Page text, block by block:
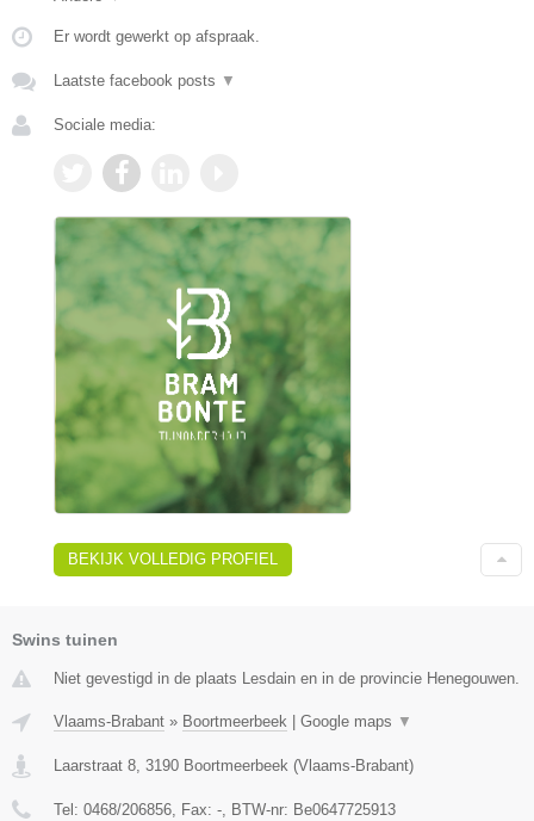
Er wordt gewerkt op afspraak.
Laatste facebook posts ▼
Sociale media:
BEKIJK VOLLEDIG PROFIEL
Swins tuinen
Niet gevestigd in de plaats Lesdain en in de provincie Henegouwen.
Vlaams-Brabant » Boortmeerbeek Google maps ▼
Laarstraat 8, 3190 Boortmeerbeek (Vlaams-Brabant)
Tel: 0468/206856, Fax: -, BTW-nr: Be0647725913